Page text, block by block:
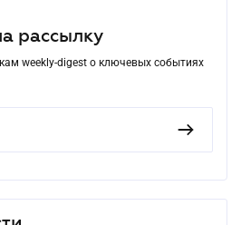
рассылку
weekly-digest о ключевых событиях